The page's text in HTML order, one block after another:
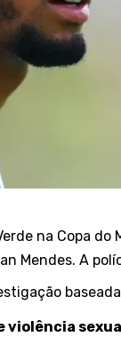
na Copa
Mendes. A